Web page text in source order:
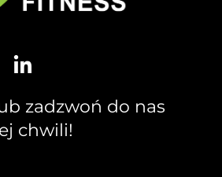
zadzwoń do nas
chwili!